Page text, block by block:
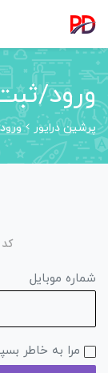
ورود/
پرشین درایور
شماره موبایل
مرا به خاطر